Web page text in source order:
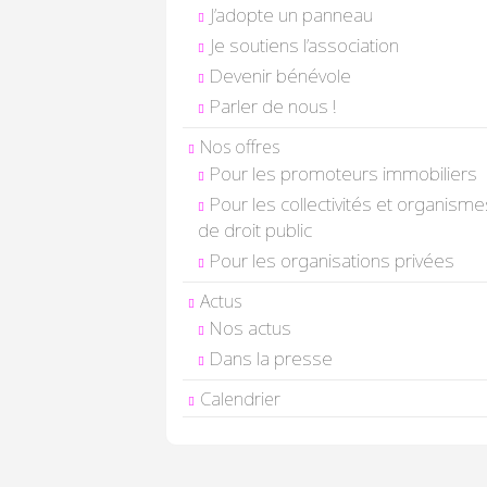
J’adopte un panneau
Je soutiens l’association
Devenir bénévole
Parler de nous !
Nos offres
Pour les promoteurs immobiliers
Pour les collectivités et
de droit public
Pour les organisations privées
Actus
Nos actus
Dans la presse
Calendrier